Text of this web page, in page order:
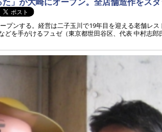
プンする。経営は二子玉川で19年目を迎える老舗レス
どを手がけるフュゼ（東京都世田谷区、代表 中村志